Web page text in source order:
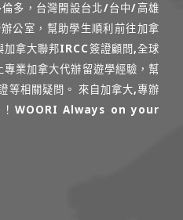
多，台灣開設台北/台中/高雄
公室，幫助學生順利前往加拿
拿大聯邦IRCC簽證顧問,全球
業加拿大代辦留遊學經驗，幫
等相關疑問。 來自加拿大,專辦
WOORI Always on your